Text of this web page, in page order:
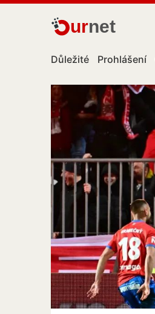
urnet
Důležité Prohlášení